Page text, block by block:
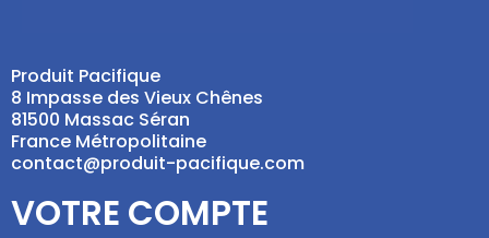
Produit Pacifique
8 Impasse des Vieux Chênes
81500 Massac Séran
France Métropolitaine
contact@produit-pacifique.com
VOTRE COMPTE